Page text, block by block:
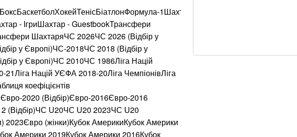
1Шахтар
- ІгриШахтар - GuestbookТрансфери
ШахтаряЧС 2026ЧС 2026 (Відбір у
у Європі)ЧС-2018ЧС 2018 (Відбір у
у Європі)ЧС 2010ЧС 1986Ліга Націй
Націй УЄФА 2018-20Ліга ЧемпіонівЛіга
коефіцієнтів
2020 (Відбір)Євро-2016Євро-2016
(Відбір)ЧС U20ЧС U20 2023ЧС U20
2023Євро (жінки)Кубок АмерикиКубок Америки
Америки 2019Кубок Америки 2016Кубок
Суд у справі
Окупанти